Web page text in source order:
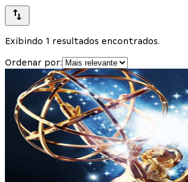
Exibindo 1 resultados encontrados.
Ordenar por: